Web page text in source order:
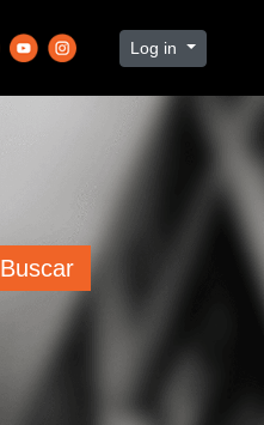
Log in
Buscar